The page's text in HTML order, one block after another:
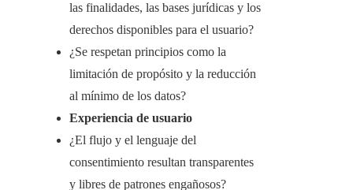
las finalidades, las bases jurídicas y los
derechos disponibles para el usuario?
¿Se respetan principios como la
limitación de propósito y la reducción
al mínimo de los datos?
Experiencia de usuario
¿El flujo y el lenguaje del
consentimiento resultan transparentes
y libres de patrones engañosos?